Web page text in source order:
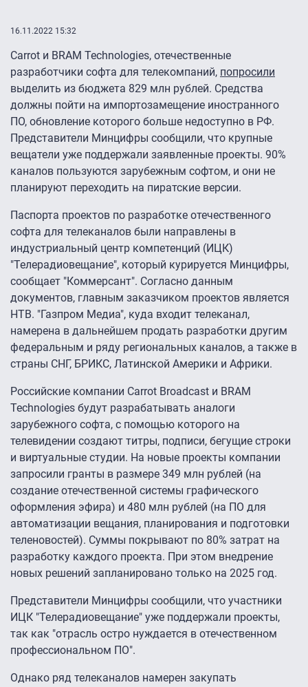
16.11.2022 15:32
Carrot и BRAM Technologies, отечественные
разработчики софта для телекомпаний, попросили
выделить из бюджета 829 млн рублей. Средства
должны пойти на импортозамещение иностранного
ПО, обновление которого больше недоступно в РФ.
Представители Минцифры сообщили, что крупные
вещатели уже поддержали заявленные проекты. 90%
каналов пользуются зарубежным софтом, и они не
планируют переходить на пиратские версии.
Паспорта проектов по разработке отечественного
софта для телеканалов были направлены в
индустриальный центр компетенций (ИЦК)
"Телерадиовещание", который курируется Минцифры,
сообщает "Коммерсант". Согласно данным
документов, главным заказчиком проектов является
НТВ. "Газпром Медиа", куда входит телеканал,
намерена в дальнейшем продать разработки другим
федеральным и ряду региональных каналов, а также в
страны СНГ, БРИКС, Латинской Америки и Африки.
Российские компании Carrot Broadcast и BRAM
Technologies будут разрабатывать аналоги
зарубежного софта, с помощью которого на
телевидении создают титры, подписи, бегущие строки
и виртуальные студии. На новые проекты компании
запросили гранты в размере 349 млн рублей (на
создание отечественной системы графического
оформления эфира) и 480 млн рублей (на ПО для
автоматизации вещания, планирования и подготовки
теленовостей). Суммы покрывают по 80% затрат на
разработку каждого проекта. При этом внедрение
новых решений запланировано только на 2025 год.
Представители Минцифры сообщили, что участники
ИЦК "Телерадиовещание" уже поддержали проекты,
так как "отрасль остро нуждается в отечественном
профессиональном ПО".
Однако ряд телеканалов намерен закупать